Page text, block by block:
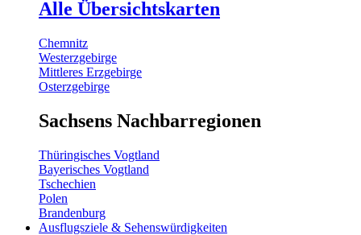
Alle Übersichtskarten
Chemnitz
Westerzgebirge
Mittleres Erzgebirge
Osterzgebirge
Sachsens Nachbarregionen
Thüringisches Vogtland
Bayerisches Vogtland
Tschechien
Polen
Brandenburg
Ausflugsziele & Sehenswürdigkeiten